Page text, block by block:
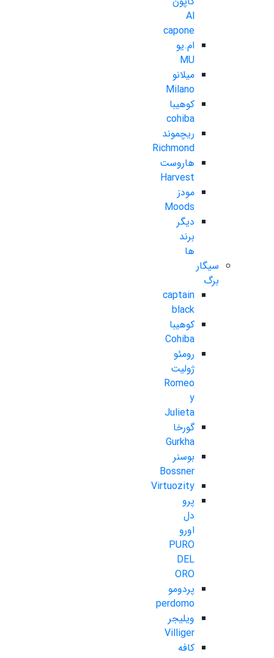
Al
capone
ام.یو
MU
میلانو
Milano
کوهیبا
cohiba
ریچموند
Richmond
هاروست
Harvest
مودز
Moods
دیگر
برند
ها
سیگار
برگ
captain
black
کوهیبا
Cohiba
رومئو
ژولیت
Romeo
y
Julieta
گورخا
Gurkha
بوسنر
Bossner
Virtuozity
پرو
دل
اورو
PURO
DEL
ORO
پردومو
perdomo
ویلیجر
Villiger
کافه